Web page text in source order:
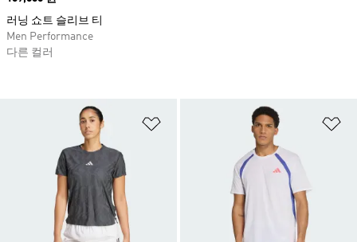
위시리스트 담기
러닝 쇼트 슬리브 티
Men Performance
다른 컬러